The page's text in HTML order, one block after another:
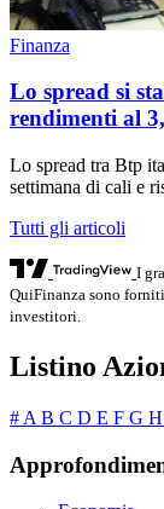
Finanza
Lo spread si
rendimenti al
Lo spread tra Btp
settimana di cali e
Tutti gli articoli
I
QuiFinanza sono
investitori.
Listino
# A B C D E F G H